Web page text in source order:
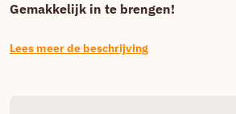
Gemakkelijk in te brengen!
Lees meer de beschrijving